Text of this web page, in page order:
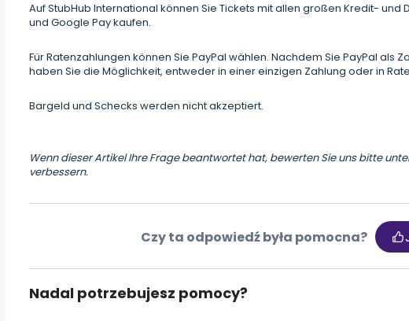
Auf StubHub International können Sie Tickets mit allen großen Kredit- und
und Google Pay kaufen.
Für Ratenzahlungen können Sie PayPal wählen. Nachdem Sie PayPal als
haben Sie die Möglichkeit, entweder in einer einzigen Zahlung oder in
Bargeld und Schecks werden nicht akzeptiert.
Wenn dieser Artikel Ihre Frage beantwortet hat, bewerten Sie uns bitte
verbessern.
Czy ta odpowiedź była pomocna?
Nadal potrzebujesz pomocy?